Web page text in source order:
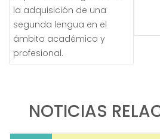
la adquisición de una
segunda lengua en el
ámbito académico y
profesional.
NOTICIAS